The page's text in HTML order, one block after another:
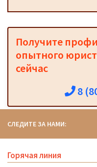
Получите
опытного
сейчас
8
СЛЕДИТЕ ЗА НАМИ:
Горячая линия